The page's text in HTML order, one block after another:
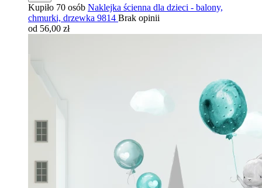
Kupiło 70 osób Naklejka ścienna dla dzieci - balony,
chmurki, drzewka 9814 Brak opinii
od 56,00 zł